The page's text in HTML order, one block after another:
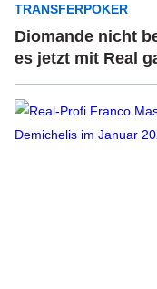
TRANSFERPOKER
Diomande nicht
es jetzt mit Real